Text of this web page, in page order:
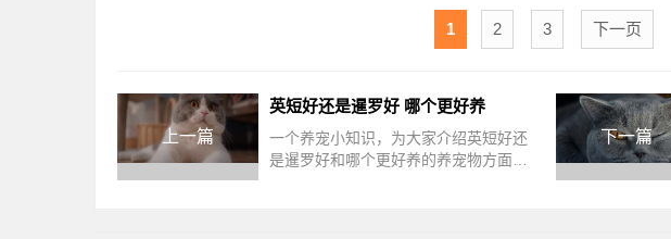
1 2 3 下一页
上一篇
英短好还是暹罗好 哪个更好养
一个养宠小知识，为大家介绍英短好还
是暹罗好和哪个更好养的养宠物方面的
下一篇